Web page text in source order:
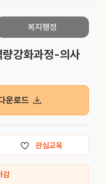
복지행정
강화과정-의사
운로드
관심교육
감